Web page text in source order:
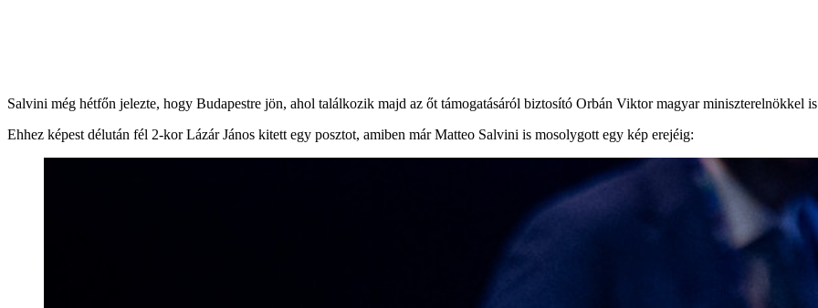
Salvini még hétfőn jelezte, hogy Budapestre jön, ahol találkozik majd az őt támogatásáról biztosító Orbán Viktor magyar miniszterelnökkel
Ehhez képest délután fél 2-kor Lázár János kitett egy posztot, amiben már Matteo Salvini is mosolygott egy kép erejéig: